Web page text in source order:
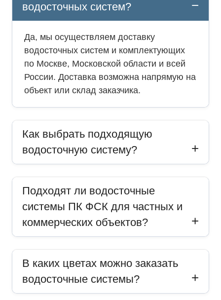
водосточных систем?
Да, мы осуществляем доставку
водосточных систем и комплектующих
по Москве, Московской области и всей
России. Доставка возможна напрямую на
объект или склад заказчика.
Как выбрать подходящую
водосточную систему?
Подходят ли водосточные
системы ПК ФСК для частных и
коммерческих объектов?
В каких цветах можно заказать
водосточные системы?